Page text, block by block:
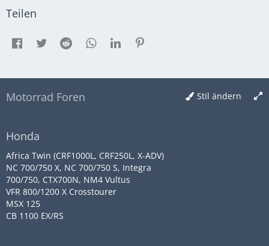
Teilen
Stil ändern
Motorrad Foren
Honda
Africa Twin (CRF1000L, CRF250L, X-ADV)
NC 700/750 X, NC 700/750 S, Integra
700/750, CTX700N, NM4 Vultus
VFR 800/1200 X Crosstourer
MSX 125
CB 1100 EX/RS